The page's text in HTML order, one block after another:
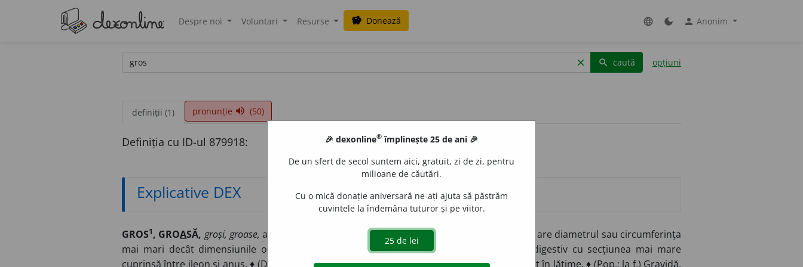
Despre noi Voluntari Resurse savings Donează language dark_mode person Anonim
clear search caută opțiuni
definiții (1) pronunție volume_up (50)
Definiția cu ID-ul 879918:
Explicative DEX
GROS1, GROASĂ, groși, groase, adj. Adj.1.(Despre corpuri cilindrice) Care are diametrul sau circumferința
mai mari decât dimensiunile obișnuite.
◊Intestinul gros
= parte a tubului digestiv cu secțiunea mai mare
cuprinsă între ileon și anus. ♦ (Despre ființe sau despre părți ale corpului lor) Dezvoltat mult în lățime. ♦ (Pop.; la f.) Gravidă,
🎉 dexonline® împlinește 25 de ani 🎉
De un sfert de secol suntem aici, gratuit, zi de zi, pentru
milioane de căutări.
Cu o mică donație aniversară ne-ați ajuta să păstrăm
cuvintele la îndemâna tuturor și pe viitor.